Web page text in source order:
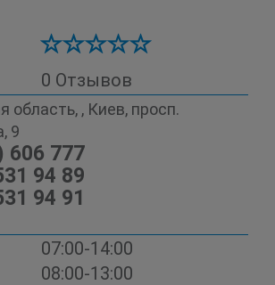
0 Отзывов
область, , Киев, просп.
9
606 777
94 89
94 91
07:00-14:00
08:00-13:00